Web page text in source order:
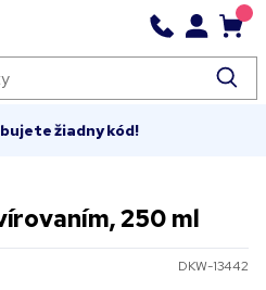
žiadny kód!
250 ml
DKW-13442